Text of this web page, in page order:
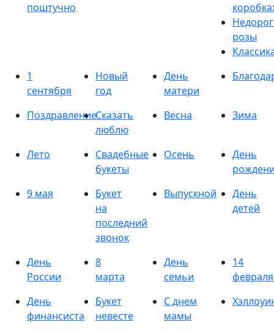
поштучно
розы
1
сентября
Новый
год
День
матери
ПоздравлениеСказать
люблю
Весна Зима
Лето
Свадебные
букеты
Осень
День
9 мая
Букет
на
последний
звонок
Выпускной
День
детей
День
России
8
марта
День
семьи
14
февраля
День
финансиста
Букет
невесте
С днем
мамы